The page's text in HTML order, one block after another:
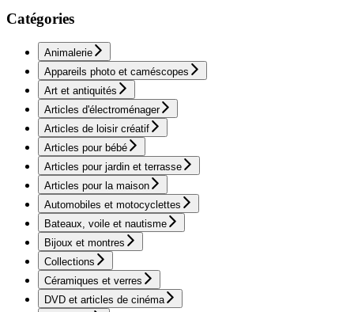
Catégories
Animalerie
Appareils photo et caméscopes
Art et antiquités
Articles d'électroménager
Articles de loisir créatif
Articles pour bébé
Articles pour jardin et terrasse
Articles pour la maison
Automobiles et motocyclettes
Bateaux, voile et nautisme
Bijoux et montres
Collections
Céramiques et verres
DVD et articles de cinéma